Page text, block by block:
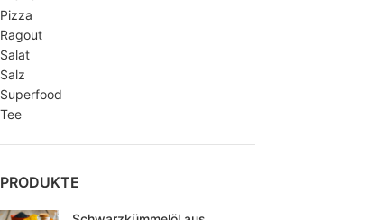
Pizza
Ragout
Salat
Salz
Superfood
Tee
PRODUKTE